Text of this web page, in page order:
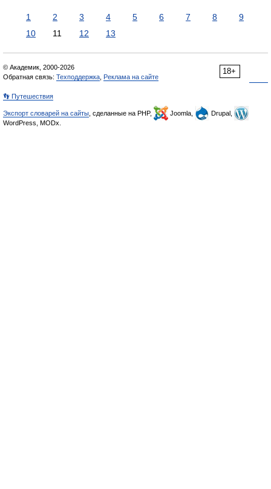
1 2 3 4 5 6 7 8
9
10
11 12 13
18+
© Академик, 2000-2026
Обратная связь: Техподдержка Реклама на сайте
👣 Путешествия
Экспорт словарей на сайты , сделанные на PHP, Joomla,
Drupal,
WordPress, MODx.